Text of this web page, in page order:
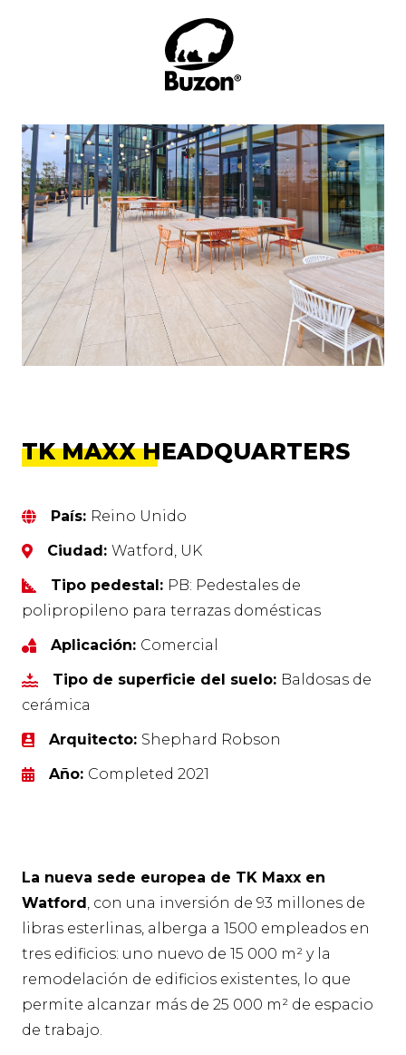
TK MAXX HEADQUARTERS
País: Reino Unido
Ciudad:Watford, UK
Tipo pedestal: PB: Pedestales de
polipropileno para terrazas domésticas
Aplicación: Comercial
Tipo de superficie del suelo: Baldosas de
cerámica
Arquitecto: Shephard Robson
Año: Completed 2021
La nueva sede europea de TK Maxx en
Watford , con una inversión de 93 millones de
libras esterlinas, alberga a 1500 empleados en
tres edificios: uno nuevo de 15 000 m² y la
remodelación de edificios existentes, lo que
permite alcanzar más de 25 000 m² de espacio
de trabajo.